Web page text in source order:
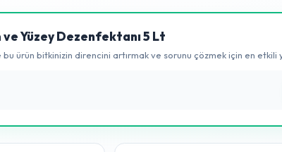
aktif kalarak hastalıkları uzak
güvene alır.
paslanma yapmaz.
%15 Alkol
%10 Bağlayıcı